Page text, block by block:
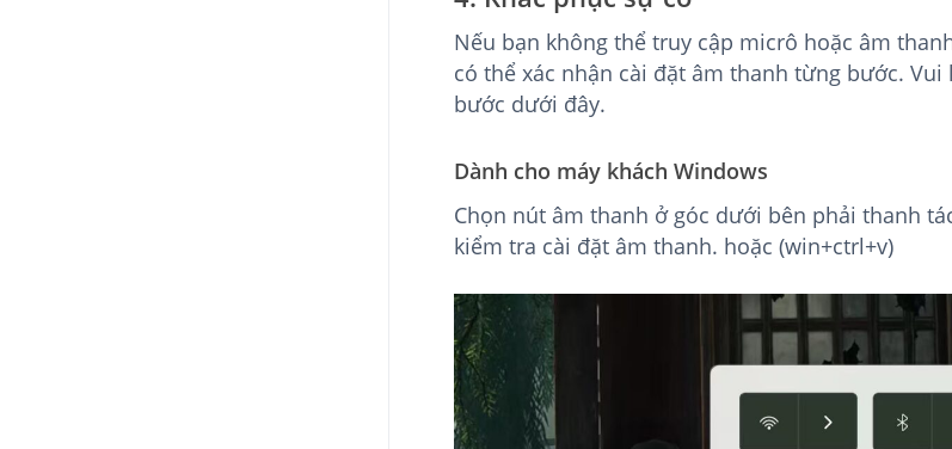
Nếu bạn không thể truy cập micrô hoặc âm
có thể xác nhận cài đặt âm thanh từng bước. Vui
bước dưới đây.
Dành cho máy khách Windows
Chọn nút âm thanh ở góc dưới bên phải thanh
kiểm tra cài đặt âm thanh. hoặc (win+ctrl+v)